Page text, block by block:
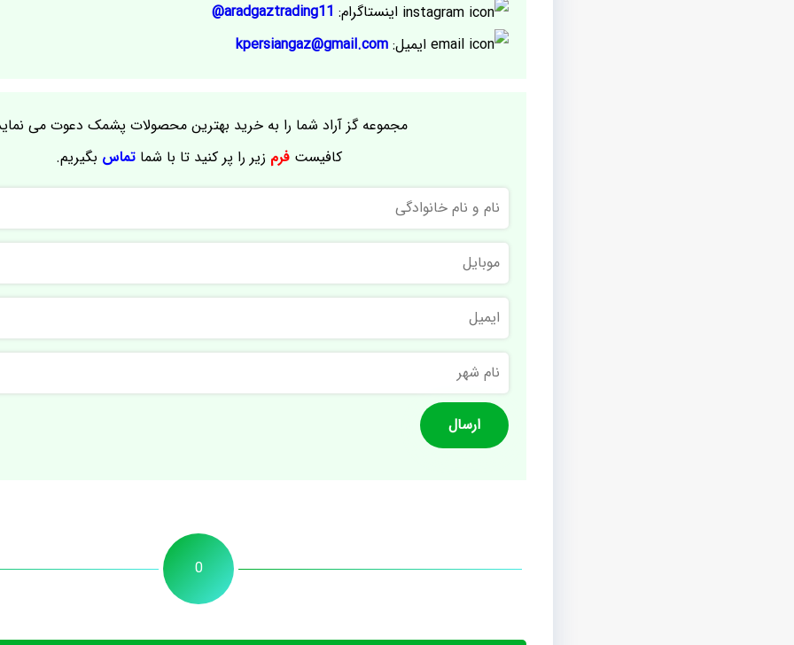
اینستاگرام: aradgaztrading11@
ایمیل: kpersiangaz@gmail.com
مجموعه گز آراد شما را به خرید بهترین محصولات پشمک دعوت می
کافیستفرم زیر را پر کنید تا با شماتماس بگیریم.
و
نام
خانوادگی
موبایل
ایمیل
نام
شهر
0